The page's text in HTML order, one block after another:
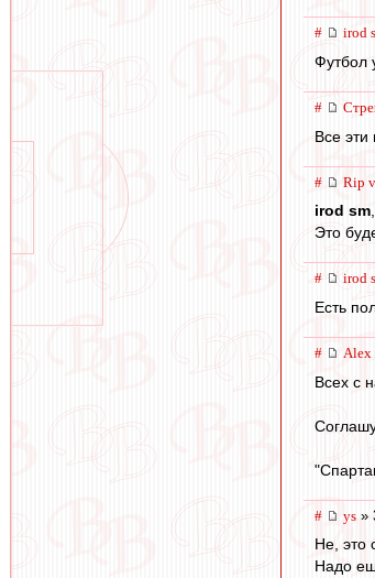
# irod
Футбол
#
Все эти
# Rip
irod sm,
Это
# irod
Есть
# Alex
Всех с
# ys »
Не, это
Надо